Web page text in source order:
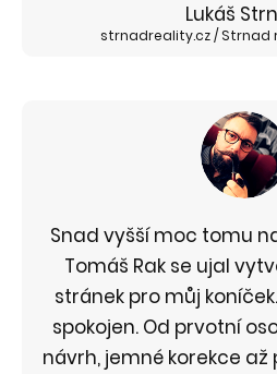
Lukáš
strnadreality.cz / Strnad
Snad vyšší moc tomu
Tomáš Rak se ujal
stránek pro můj
spokojen. Od prvotní
návrh, jemné korekce až